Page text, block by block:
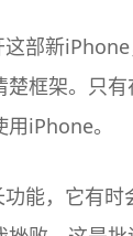
部新
框架。只
iPhone。
能，它有时